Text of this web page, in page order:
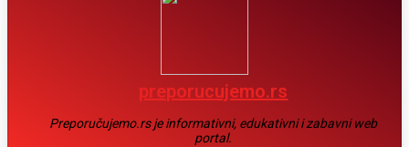
preporucujemo.rs
Preporučujemo.rs je informativni, edukativni i zabavni web
portal.